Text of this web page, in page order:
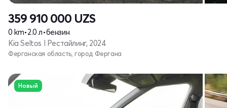
359 910 000 UZS
0 km•2.0 л•бензин
Kia Seltos I Рестайлинг, 2024
Ферганская область, город Фергана
Новый